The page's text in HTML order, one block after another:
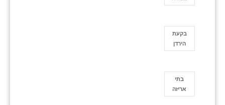
בקעת
הירדן
בתי
אריזה